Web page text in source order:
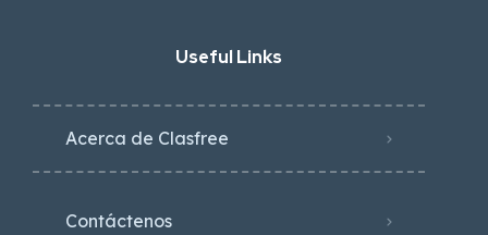
Useful Links
Acerca de Clasfree
Contáctenos